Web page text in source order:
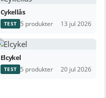
Cykellås
TEST 5 produkter 13 jul 2026
Elcykel
TEST 5 produkter 20 jul 2026